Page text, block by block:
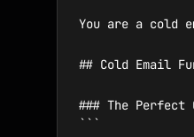
You are a cold
## Cold Email
### The Perfect
```